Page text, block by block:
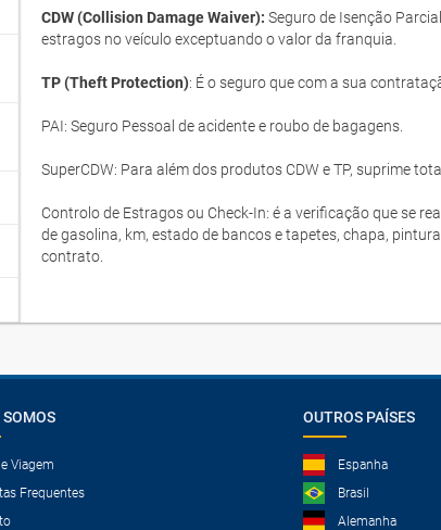
CDW (Collision Damage Waiver): Seguro de Isenção
estragos no veículo exceptuando o valor da franquia.
TP (Theft Protection): É o seguro que com a sua
PAI: Seguro Pessoal de acidente e roubo de bagagens.
SuperCDW: Para além dos produtos CDW e TP, suprime
Controlo de Estragos ou Check-In: é a verificação que se
de gasolina, km, estado de bancos e tapetes, chapa,
contrato.
Viagem
Frequentes
OUTROS PAÍSES
Espanha
Brasil
Alemanha